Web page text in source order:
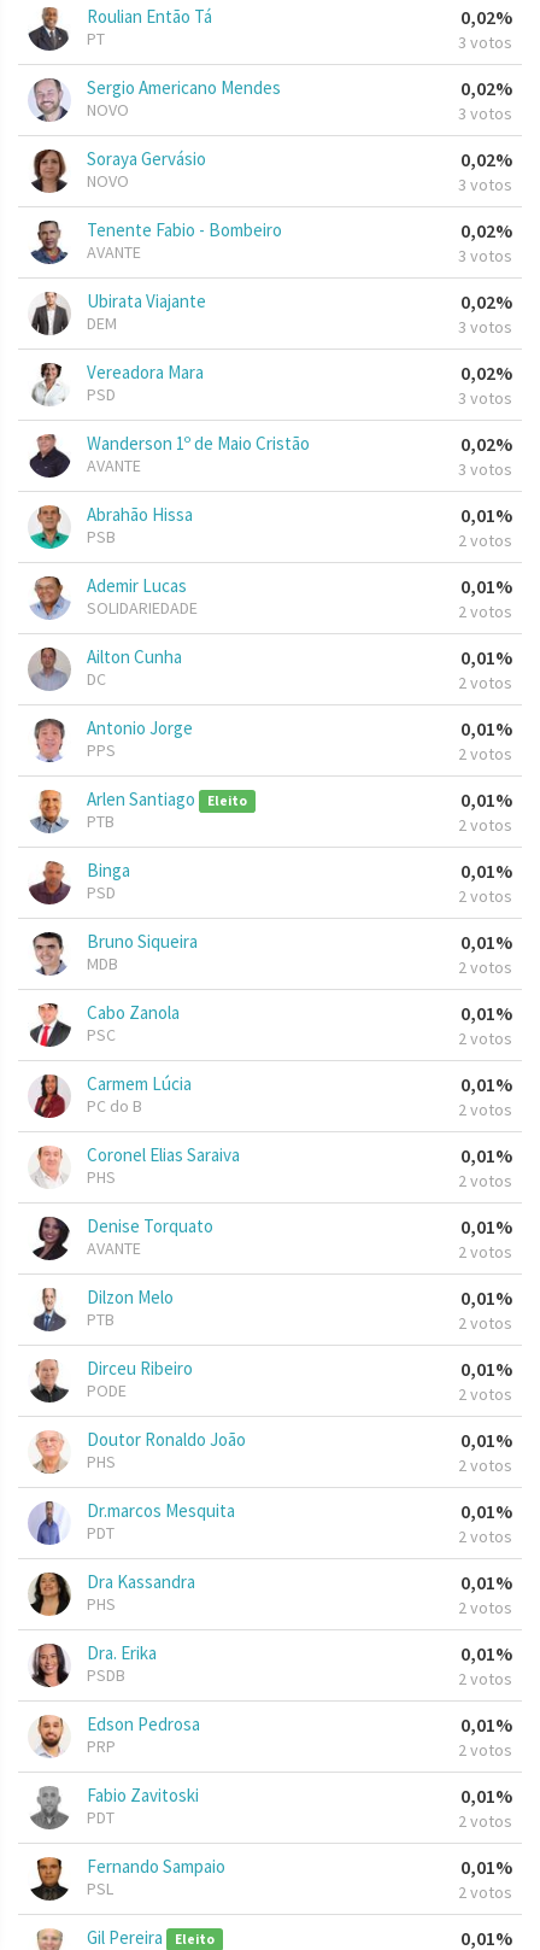
Roulian Então Tá
PT
0,02%
3 votos
Sergio Americano Mendes
NOVO
0,02%
3 votos
Soraya Gervásio
NOVO
0,02%
3 votos
Tenente Fabio - Bombeiro
AVANTE
0,02%
3 votos
Ubirata Viajante
DEM
0,02%
3 votos
Vereadora Mara
PSD
0,02%
3 votos
Wanderson 1º de Maio Cristão
AVANTE
0,02%
3 votos
Abrahão Hissa
PSB
0,01%
2 votos
Ademir Lucas
SOLIDARIEDADE
0,01%
2 votos
Ailton Cunha
DC
0,01%
2 votos
Antonio Jorge
PPS
0,01%
2 votos
Arlen Santiago Eleito
PTB
0,01%
2 votos
Binga
PSD
0,01%
2 votos
Bruno Siqueira
MDB
0,01%
2 votos
Cabo Zanola
PSC
0,01%
2 votos
Carmem Lúcia
PC do B
0,01%
2 votos
Coronel Elias Saraiva
PHS
0,01%
2 votos
Denise Torquato
AVANTE
0,01%
2 votos
Dilzon Melo
PTB
0,01%
2 votos
Dirceu Ribeiro
PODE
0,01%
2 votos
Doutor Ronaldo João
PHS
0,01%
2 votos
Dr.marcos Mesquita
PDT
0,01%
2 votos
Dra Kassandra
PHS
0,01%
2 votos
Dra. Erika
PSDB
0,01%
2 votos
Edson Pedrosa
PRP
0,01%
2 votos
Fabio Zavitoski
PDT
0,01%
2 votos
Fernando Sampaio
PSL
0,01%
2 votos
Gil Pereira Eleito 0,01%